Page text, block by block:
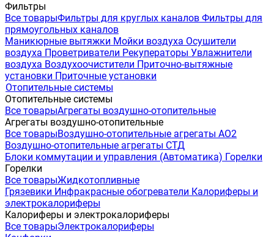
Фильтры
Все товарыФильтры для круглых каналов Фильтры для
прямоугольных каналов
Маникюрные вытяжки Мойки воздуха Осушители
воздуха Проветриватели Рекуператоры Увлажнители
воздуха Воздухоочистители Приточно-вытяжные
установки Приточные установки
Отопительные системы
Отопительные системы
Все товарыАгрегаты воздушно-отопительные
Агрегаты воздушно-отопительные
Все товарыВоздушно-отопительные агрегаты АО2
Воздушно-отопительные агрегаты СТД
Блоки коммутации и управления (Автоматика) Горелки
Горелки
Все товарыЖидкотопливные
Грязевики Инфракрасные обогреватели Калориферы и
электрокалориферы
Калориферы и электрокалориферы
Все товарыЭлектрокалориферы